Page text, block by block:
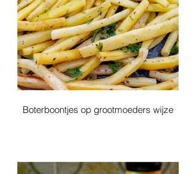
Boterboontjes op grootmoeders wijze